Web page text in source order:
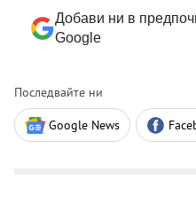
Добави ни в
Google
Последвайте ни
Google News